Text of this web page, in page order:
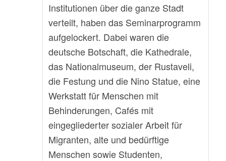
Institutionen über die ganze Stadt
verteilt, haben das Seminarprogramm
aufgelockert. Dabei waren die
deutsche Botschaft, die Kathedrale,
das Nationalmuseum, der Rustaveli,
die Festung und die Nino Statue, eine
Werkstatt für Menschen mit
Behinderungen, Cafés mit
eingegliederter sozialer Arbeit für
Migranten, alte und bedürftige
Menschen sowie Studenten,